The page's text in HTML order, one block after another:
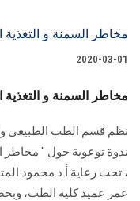
2020-03-01
مخاطر السمنة و
نظم قسم الطب الطبيعى
ندوة توعوية حول " مخاطر
، تحت رعاية أ.د.محمود
عمر عميد كلية الطب،